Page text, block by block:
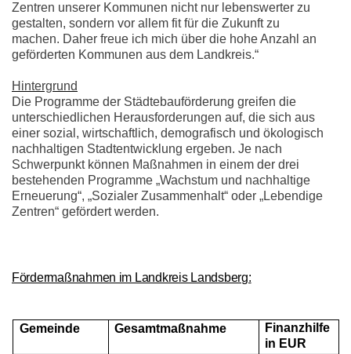
Zentren unserer Kommunen nicht nur lebenswerter zu
gestalten, sondern vor allem fit für die Zukunft zu
machen. Daher freue ich mich über die hohe Anzahl an
geförderten Kommunen aus dem Landkreis.“
Hintergrund
Die Programme der Städtebauförderung greifen die
unterschiedlichen Herausforderungen auf, die sich aus
einer sozial, wirtschaftlich, demografisch und ökologisch
nachhaltigen Stadtentwicklung ergeben. Je nach
Schwerpunkt können Maßnahmen in einem der drei
bestehenden Programme „Wachstum und nachhaltige
Erneuerung“, „Sozialer Zusammenhalt“ oder „Lebendige
Zentren“ gefördert werden.
Fördermaßnahmen im Landkreis Landsberg:
Gemeinde Gesamtmaßnahme
Finanzhilfe
in EUR